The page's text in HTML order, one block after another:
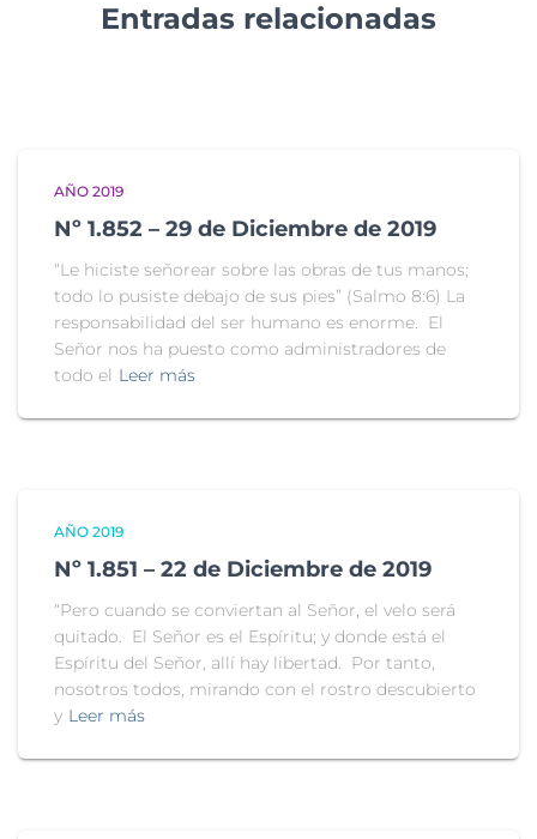
Entradas relacionadas
AÑO 2019
Nº 1.852 – 29 de Diciembre de 2019
“Le hiciste señorear sobre las obras de tus manos;
todo lo pusiste debajo de sus pies” (Salmo 8:6) La
responsabilidad del ser humano es enorme. El
Señor nos ha puesto como administradores de
todo el Leer más
AÑO 2019
Nº 1.851 – 22 de Diciembre de 2019
“Pero cuando se conviertan al Señor, el velo será
quitado. El Señor es el Espíritu; y donde está el
Espíritu del Señor, allí hay libertad. Por tanto,
nosotros todos, mirando con el rostro descubierto
y Leer más